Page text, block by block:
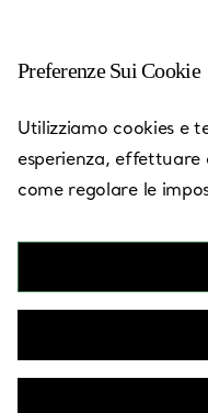
Torna a Trova un
Preferenze Sui Cookie
Utilizziamo cookies e
esperienza,
come regolare le